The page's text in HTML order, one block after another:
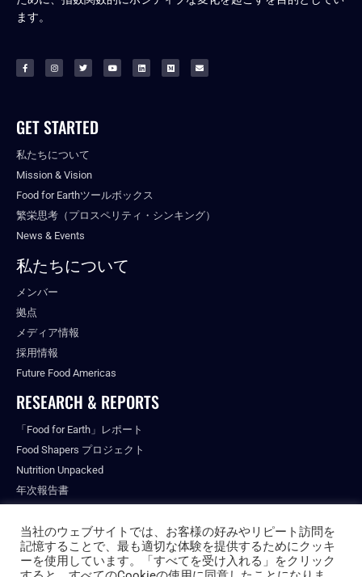
ます。
GET STARTED
私たちについて
Mission & Vision
Food for Earthツールボックス
繁栄思考（プロスペリティ・シンキング）
News & Events
私たちについて
メンバー
拠点
メディア情報
採用情報
Future Food Americas
RESEARCH & REPORTS
「Food for Earth」レポート
Food Shapers プロジェクト
Nutrition Unpacked
年次報告書
当社のウェブサイトでは、お客様の好みやリピート訪問を
記憶することで、最も適切な体験を提供するためにクッキ
ーを使用しています。「すべてを受け入れる」をクリック